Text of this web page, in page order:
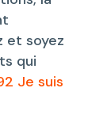
et soyez
qui
Je suis